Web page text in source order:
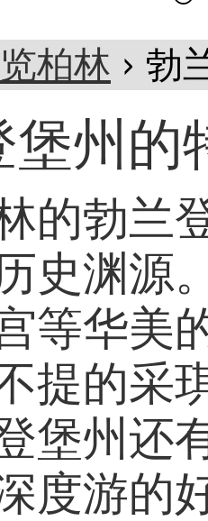
柏林 › 勃
堡州的
的勃兰
史渊源
等华美
提的采
堡州还
度游的